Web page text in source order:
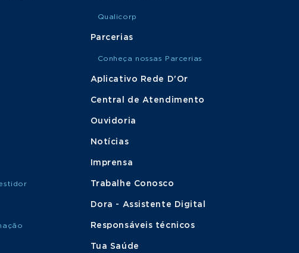
Qualicorp
Parcerias
Conheça nossas Parcerias
Aplicativo Rede D'Or
Central de Atendimento
Ouvidoria
Notícias
Imprensa
Trabalhe Conosco
Dora - Assistente Digital
Responsáveis técnicos
Tua Saúde